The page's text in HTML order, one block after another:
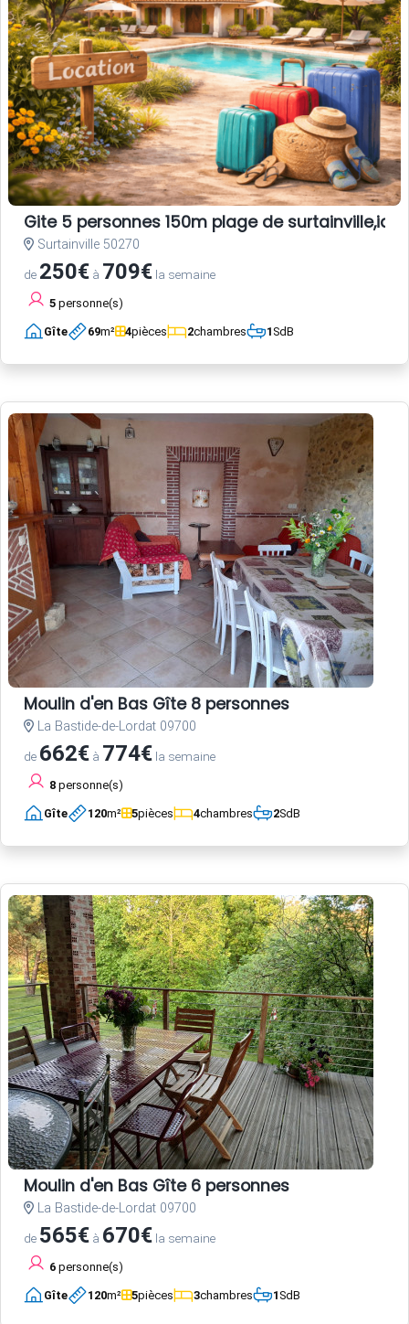
Gite 5 personnes 150m plage de
Surtainville 50270
de 250€ à 709€ la semaine
5 personne(s)
Gîte 69m² 4pièces 2chambres 1SdB
Moulin d'en Bas Gîte 8 personnes
La Bastide-de-Lordat 09700
de 662€ à 774€ la semaine
8 personne(s)
Gîte 120m² 5pièces 4chambres 2SdB
Moulin d'en Bas Gîte 6 personnes
La Bastide-de-Lordat 09700
de 565€ à 670€ la semaine
6 personne(s)
Gîte 120m² 5pièces 3chambres 1SdB